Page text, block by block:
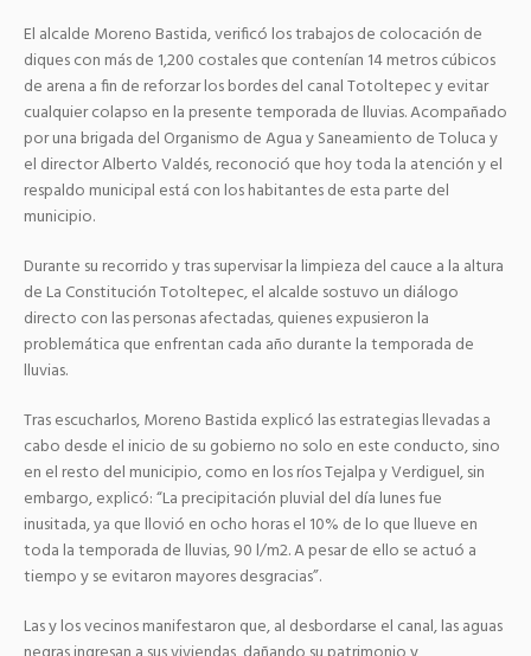
El alcalde Moreno Bastida, verificó los trabajos de colocación de
diques con más de 1,200 costales que contenían 14 metros cúbicos
de arena a fin de reforzar los bordes del canal Totoltepec y evitar
cualquier colapso en la presente temporada de lluvias. Acompañado
por una brigada del Organismo de Agua y Saneamiento de Toluca y
el director Alberto Valdés, reconoció que hoy toda la atención y el
respaldo municipal está con los habitantes de esta parte del
municipio.
Durante su recorrido y tras supervisar la limpieza del cauce a la altura
de La Constitución Totoltepec, el alcalde sostuvo un diálogo
directo con las personas afectadas, quienes expusieron la
problemática que enfrentan cada año durante la temporada de
lluvias.
Tras escucharlos, Moreno Bastida explicó las estrategias llevadas a
cabo desde el inicio de su gobierno no solo en este conducto, sino
en el resto del municipio, como en los ríos Tejalpa y Verdiguel, sin
embargo, explicó: “La precipitación pluvial del día lunes fue
inusitada, ya que llovió en ocho horas el 10% de lo que llueve en
toda la temporada de lluvias, 90 l/m2. A pesar de ello se actuó a
tiempo y se evitaron mayores desgracias”.
Las y los vecinos manifestaron que, al desbordarse el canal, las aguas